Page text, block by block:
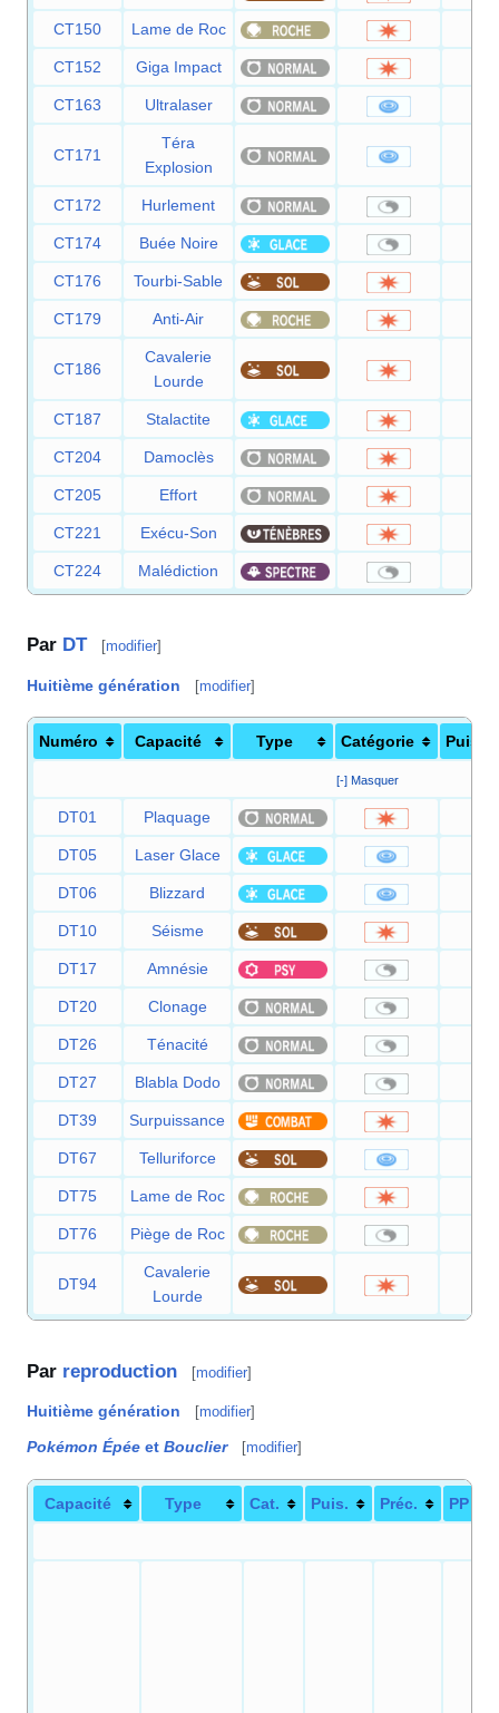
CT150 Lame de Roc
CT152 Giga Impact
CT163 Ultralaser
CT171
Téra
Explosion
CT172 Hurlement
CT174 Buée Noire
CT176 Tourbi-Sable
CT179 Anti-Air
CT186
Cavalerie
Lourde
CT187 Stalactite
CT204 Damoclès
CT205 Effort
CT221 Exécu-Son
CT224 Malédiction
Par DT [modifier]
Huitième génération [modifier]
Numéro Capacité Type Catégorie
[-] Masquer
DT01 Plaquage
DT05 Laser Glace
DT06 Blizzard
DT10 Séisme
DT17 Amnésie
DT20 Clonage
DT26 Ténacité
DT27 Blabla Dodo
DT39 Surpuissance
DT67 Telluriforce
DT75 Lame de Roc
DT76 Piège de Roc
DT94
Cavalerie
Lourde
Par reproduction [modifier]
Huitième génération [modifier]
Pokémon Épée et Bouclier [modifier]
Capacité Type Cat. Puis. Préc. PP